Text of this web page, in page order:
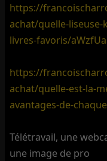
https://
achat/quelle-
livres-favoris/
https://
achat/quelle-est-la-
avantages-de-
Télétravail, une
une image de pro